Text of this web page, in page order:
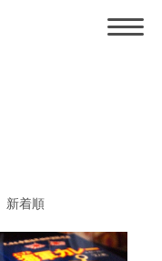
新着順